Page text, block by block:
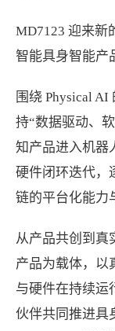
MD7123 迎来新
智能具身智能产
围绕 Physical
持“数据驱动、
知产品进入机器
硬件闭环迭代，
链的平台化能力
从产品共创到真
产品为载体，以
与硬件在持续运
伙伴共同推进具